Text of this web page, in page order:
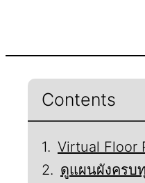
Contents
Virtual Floor
ดูแผนผังครบ